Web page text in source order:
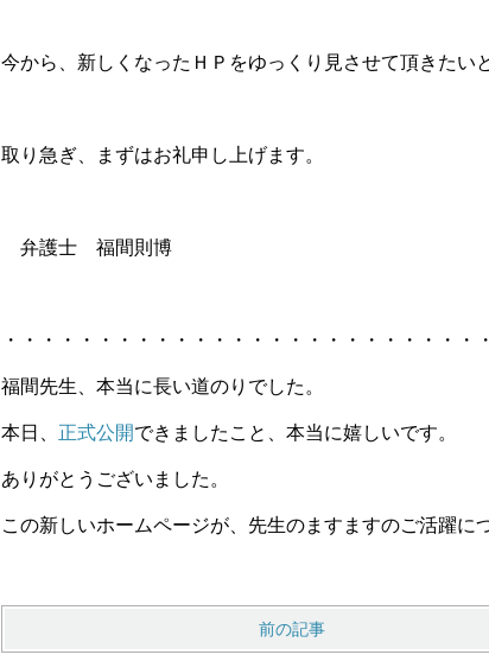
今から、新しくなったＨＰをゆっくり見させて頂きたい
取り急ぎ、まずはお礼申し上げます。
弁護士 福間則博
・・・・・・・・・・・・・・・・・・・・・・・・
福間先生、本当に長い道のりでした。
本日、 正式公開できましたこと、本当に嬉しいです。
ありがとうございました。
この新しいホームページが、先生のますますのご活躍に
前の記事